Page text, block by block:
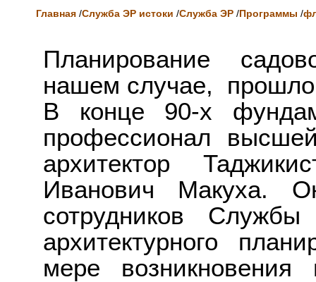
Главная /Служба ЭР истоки /Служба ЭР /Программы /
Планирование
нашем случае,
В конце 90-х
профессионал
архитектор
Иванович Макуха.
сотрудников
архитектурного
мере